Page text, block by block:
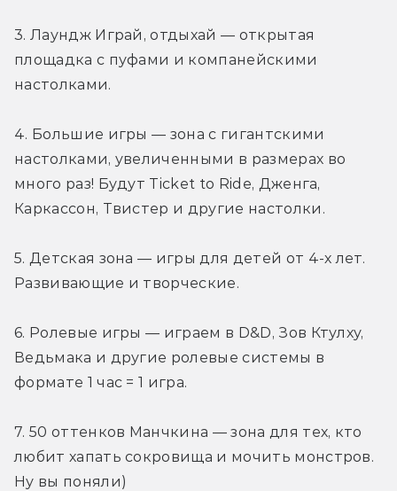
3. Лаундж Играй, отдыхай — открытая
площадка с пуфами и компанейскими
настолками.
4. Большие игры — зона с гигантскими
настолками, увеличенными в размерах во
много раз! Будут Ticket to Ride, Дженга,
Каркассон, Твистер и другие настолки.
5. Детская зона — игры для детей от 4-х лет.
Развивающие и творческие.
6. Ролевые игры — играем в D&D, Зов Ктулху,
Ведьмака и другие ролевые системы в
формате 1 час = 1 игра.
7. 50 оттенков Манчкина — зона для тех, кто
любит хапать сокровища и мочить монстров.
Ну вы поняли)